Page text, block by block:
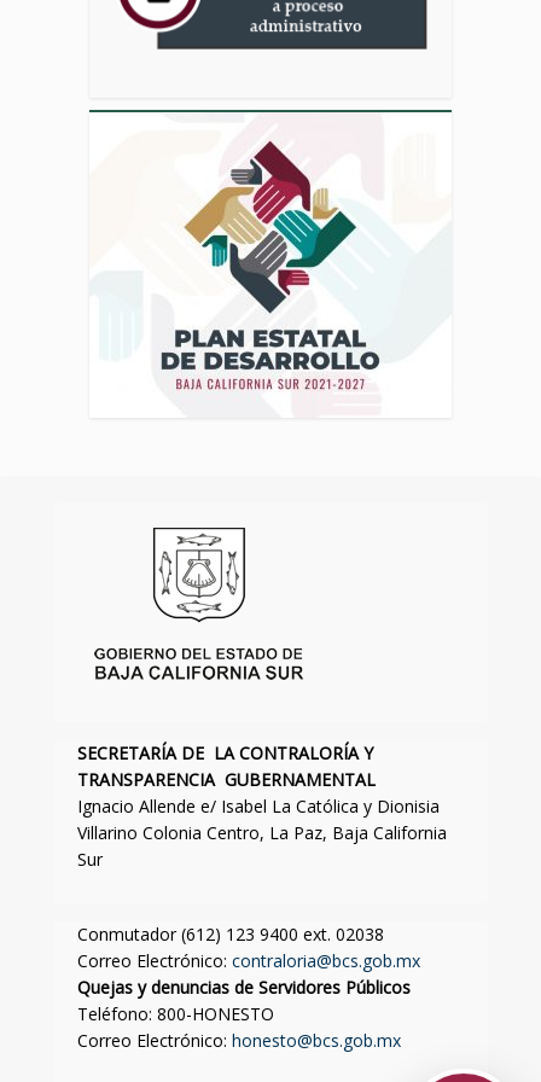
SECRETARÍA DE LA CONTRALORÍA Y
TRANSPARENCIA GUBERNAMENTAL
Ignacio Allende e/ Isabel La Católica y Dionisia
Villarino Colonia Centro, La Paz, Baja California
Sur
Conmutador (612) 123 9400 ext. 02038
Correo Electrónico: contraloria@bcs.gob.mx
Quejas y denuncias de Servidores Públicos
Teléfono: 800-HONESTO
Correo Electrónico: honesto@bcs.gob.mx